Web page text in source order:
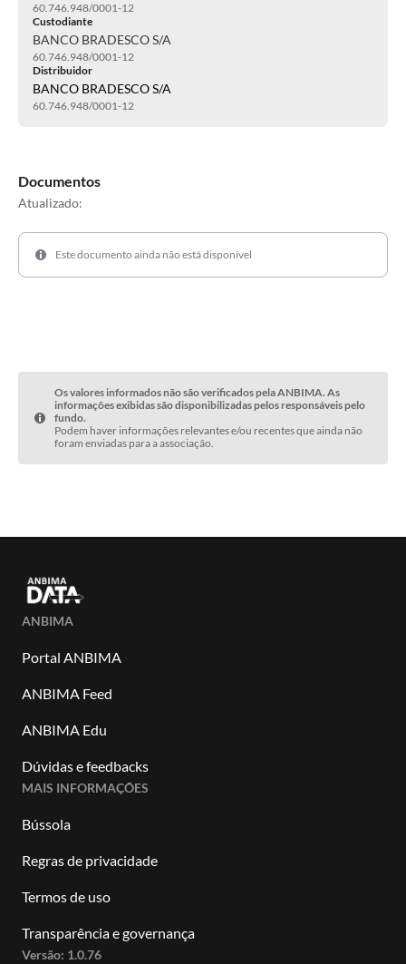
60.746.948/0001-12
Custodiante
BANCO BRADESCO S/A
60.746.948/0001-12
Distribuidor
BANCO BRADESCO S/A
60.746.948/0001-12
Documentos
Atualizado:
Este documento ainda não está disponível
Os valores informados não são verificados pela ANBIMA. As
informações exibidas são disponibilizadas pelos responsáveis pelo
fundo.
Podem haver informações relevantes e/ou recentes que ainda não
foram enviadas para a associação.
ANBIMA
Portal ANBIMA
ANBIMA Feed
ANBIMA Edu
Dúvidas e feedbacks
MAIS INFORMAÇÕES
Bússola
Regras de privacidade
Termos de uso
Transparência e governança
Versão: 1.0.76